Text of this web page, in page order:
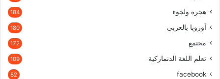
هجرة ولجوء 184
أوروبا بالعربي 180
مجتمع 172
تعلم اللغة الدنماركية 109
facebook
82